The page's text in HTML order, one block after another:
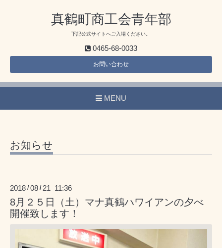
真鶴町商工会青年部
下記公式サイトへご入場ください。
0465-68-0033
お問い合わせ
MENU
お知らせ
2018 /08 / 21 11:36
8月２５日（土）マナ真鶴ハワイアンの夕べ
開催致します！